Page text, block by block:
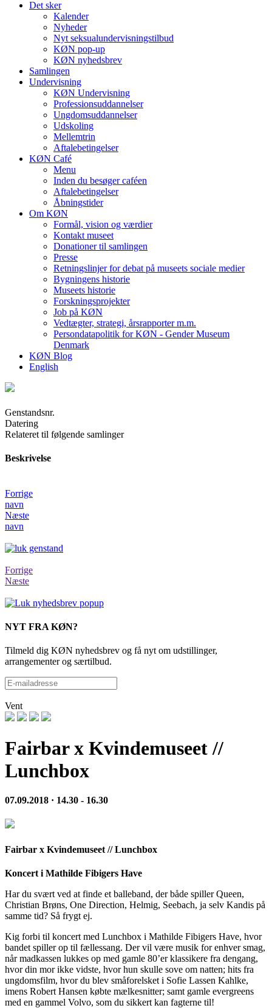
Det sker
Kalender
Nyheder
Nyt seksualundervisningstilbud
KØN pop-up
KØN nyhedsbrev
Samlingen
Undervisning
KØN Undervisning
Professionsuddannelser
Ungdomsuddannelser
Udskoling
Mellemtrin
Aftalebetingelser
KØN Café
Menu
Inden du besøger caféen
Aftalebetingelser
Åbningstider
Om KØN
Formål, vision og værdier
Kontakt museet
Donationer til samlingen
Presse
Retningslinjer for debat på museets sociale medier
Bygningens historie
Museets historie
Forskningsprojekter
Job på KØN
Vedtægter, strategi, årsrapporter m.m.
Persondatapolitik for KØN - Gender Museum
Denmark
KØN Blog
English
Genstandsnr.
Datering
Relateret til følgende samlinger
Beskrivelse
Forrige
navn
Næste
navn
Forrige
Næste
NYT FRA KØN?
Tilmeld dig KØN nyhedsbrev og få nyt om udstillinger,
arrangementer og særtilbud.
Vent
Fairbar x Kvindemuseet //
Lunchbox
07.09.2018 · 14.30 - 16.30
Fairbar x Kvindemuseet // Lunchbox
Koncert i Mathilde Fibigers Have
Har du svært ved at finde et balleband, der både spiller Queen,
Christian Brøns, One Direction, Helmig, Seebach, ja selv Kandis på
samme tid? Så frygt ej.
Kig forbi til koncert med Lunchbox i Mathilde Fibigers Have, hvor
bandet spiller op til fællessang. Der vil være musik for enhver smag,
når madkassen lukkes op med gamle 80’er klassikere fra dengang,
hvor din mor ikke vidste, hvor hun skulle sove om natten; hits fra
ungdomsfilm, hvor du blev småforelsket i Sofie Lassen Kahlke,
imens Robert Hansen købte mælkesnitter; samt gamle evergreens
med en gammel Volvo, som du sikkert kan fagterne til!